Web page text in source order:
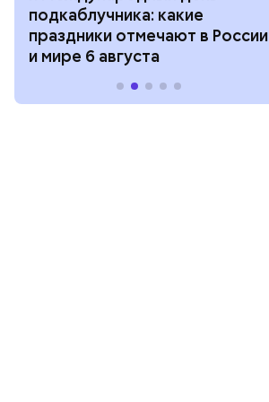
подкаблучника: какие
праздники отмечают в России
и мире 6 августа